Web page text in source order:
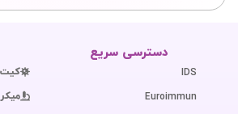
دسترسی سریع
IDS
Euroimmun